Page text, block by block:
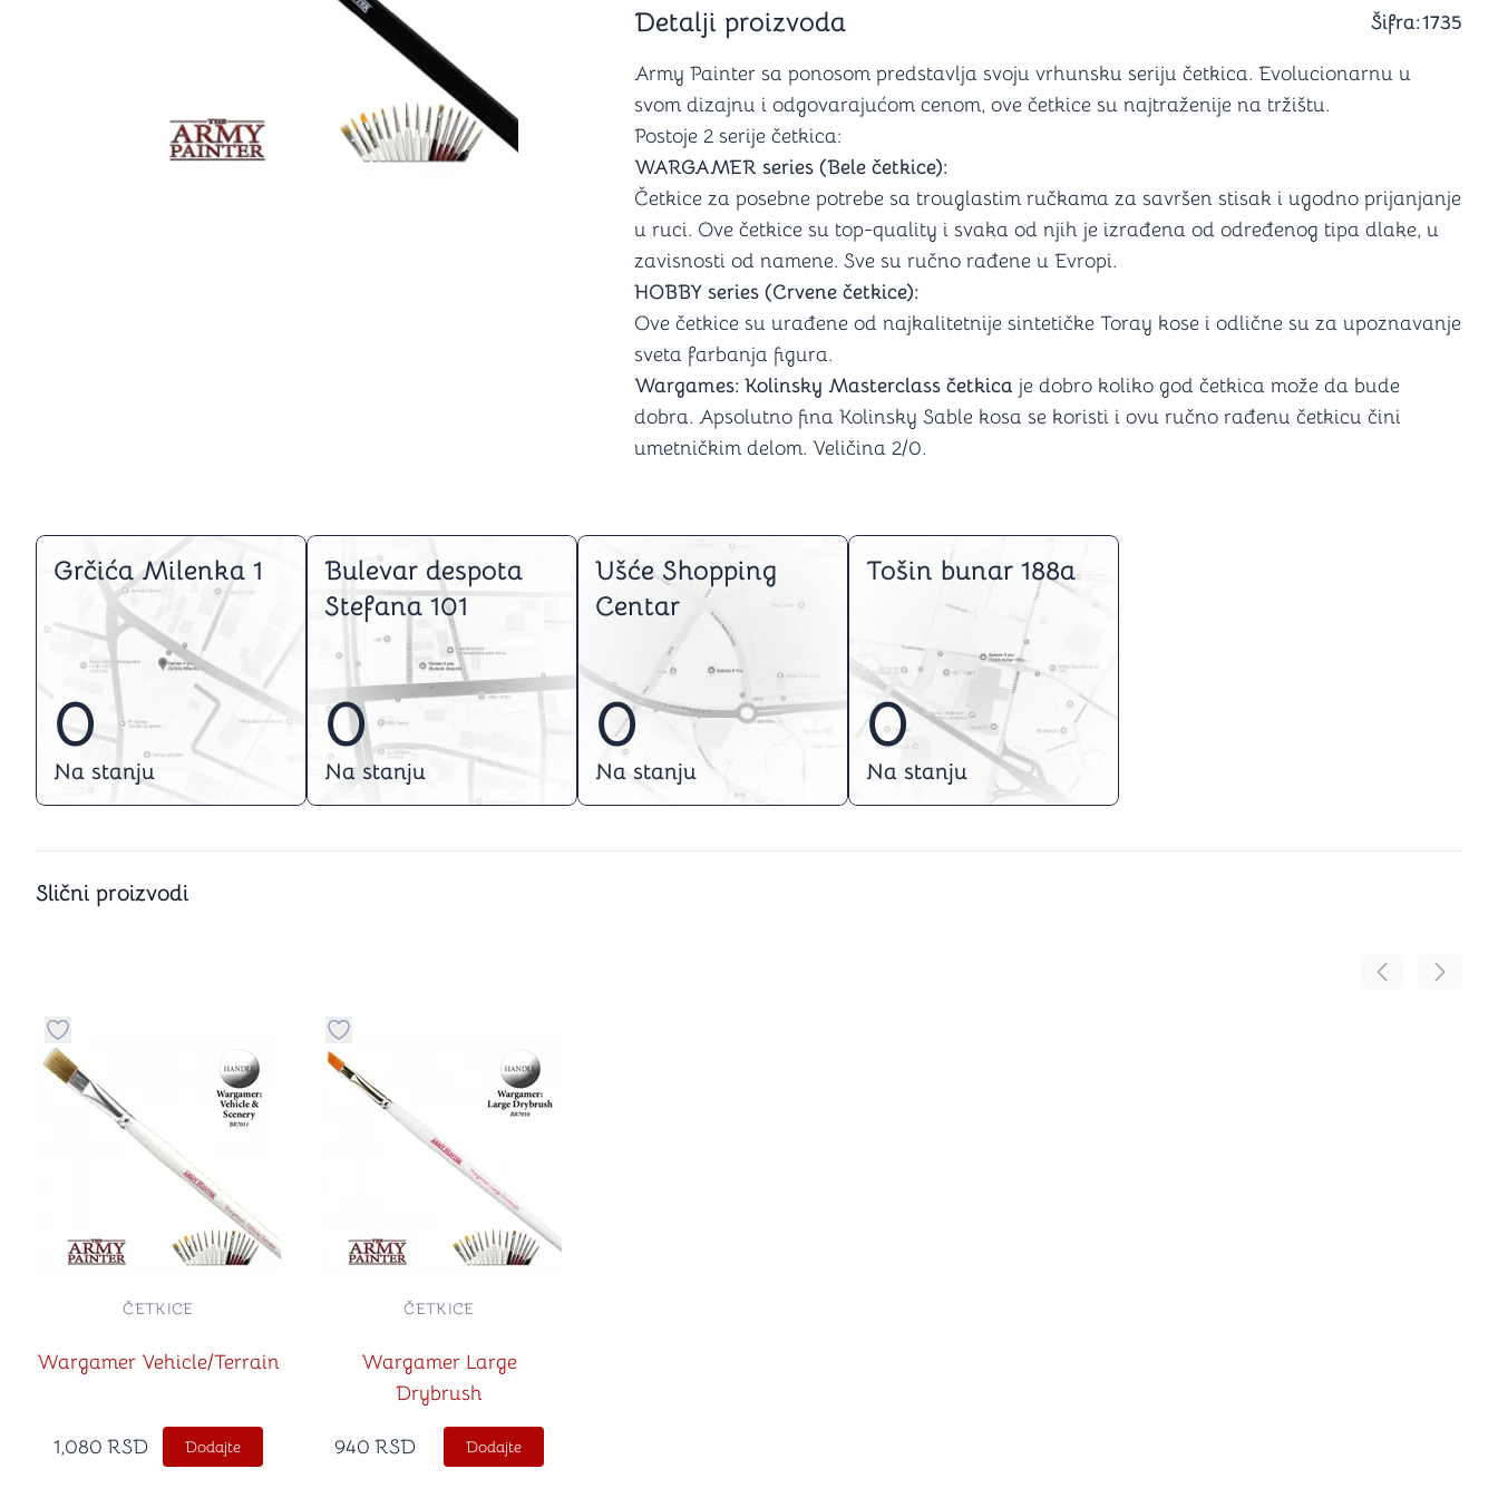
Puzzle 1000 delova
Puzzle 2000 delova
(TCG)
Yu-Gi-Oh
Pokemon
One Piece
Šah
Domine
Backgammon (Tavla)
Kutijice
Mozgalice
Hanayama
Kocke
Ostale mozgalice
Stripovi
Detalji proizvoda Šifra:1735
Army Painter sa ponosom predstavlja svoju vrhunsku seriju četkica. Evolucionarnu u
svom dizajnu i odgovarajućom cenom, ove četkice su najtraženije na tržištu.
Postoje 2 serije četkica:
WARGAMER series (Bele četkice):
Četkice za posebne potrebe sa trouglastim ručkama za savršen stisak i ugodno prijanjanje
u ruci. Ove četkice su top-quality i svaka od njih je izrađena od određenog tipa dlake, u
zavisnosti od namene. Sve su ručno rađene u Evropi.
HOBBY series (Crvene četkice):
Ove četkice su urađene od najkalitetnije sintetičke Toray kose i odlične su za upoznavanje
sveta farbanja figura.
Wargames: Kolinsky Masterclass četkica je dobro koliko god četkica može da bude
dobra. Apsolutno fina Kolinsky Sable kosa se koristi i ovu ručno rađenu četkicu čini
umetničkim delom. Veličina 2/0.
Grčića Milenka 1
0
Na stanju
Bulevar despota
Stefana 101
0
Na stanju
Ušće Shopping
Centar
0
Na stanju
Tošin bunar 188a
0
Na stanju
Slični proizvodi
Pomeranje
Dugme za dodavanje stvari u kategoriju omiljeno
Wargamer Vehicle/Terrain
ČETKICE
1,080 RSD Dodajte
Dugme za dodavanje stvari u kategoriju omiljeno
Wargamer Large
Drybrush
ČETKICE
940 RSD Dodajte